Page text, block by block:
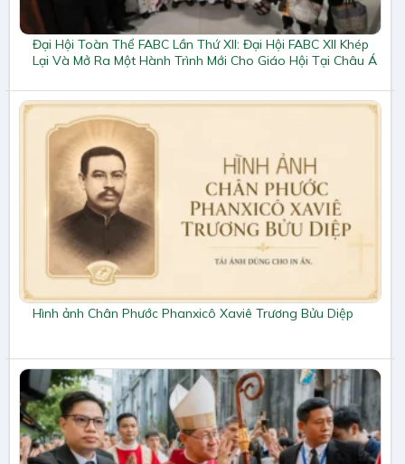
Đại Hội Toàn Thể FABC Lần Thứ XII: Đại Hội FABC XII Khép
Lại Và Mở Ra Một Hành Trình Mới Cho Giáo Hội Tại Châu Á
Hình ảnh Chân Phước Phanxicô Xaviê Trương Bửu Diệp